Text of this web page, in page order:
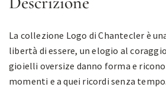
La collezione Logo di Chantecler è
libertà di essere, un elogio al
gioielli oversize danno forma e
momenti e a quei ricordi senza tempo.